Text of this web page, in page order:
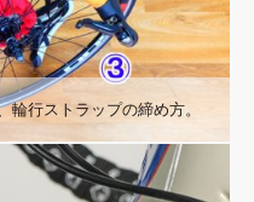
行ストラップの締め方。